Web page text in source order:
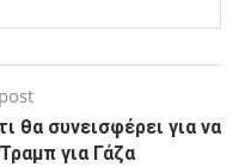
θα συνεισφέρει για να
για Γάζα